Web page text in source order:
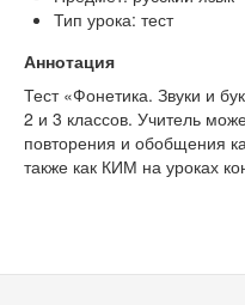
Тип урока: тест
Аннотация
Тест «Фонетика. Звуки и
2 и 3 классов. Учитель
повторения и обобщения
также как КИМ на уроках